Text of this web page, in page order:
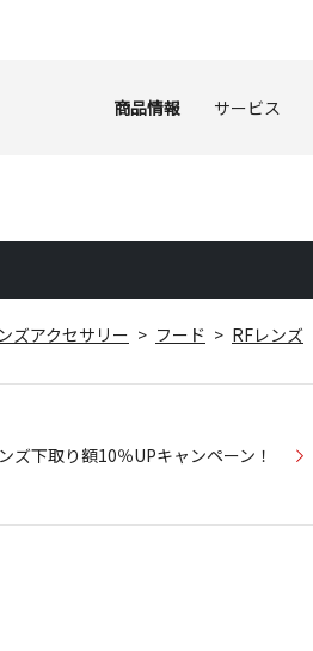
商品情報 サービス
ズアクセサリー フード RFレンズ
ズ下取り額10％UPキャンペーン！